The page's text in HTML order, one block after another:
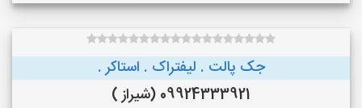
جک پالت . لیفتراک . استاکر .
09924333921 (شیراز )